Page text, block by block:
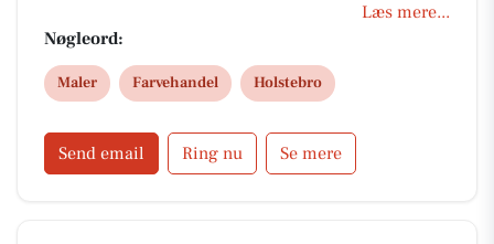
kan vi helt sikkert hjælpe – til en god pris! Vi har
erfaringer med både store og små opgaver for
erhvervslivet, offentlige institutioner,
andelsforeninger, boligforeninger og private hjem.
Læs mere...
Nøgleord:
Maler Farvehandel Holstebro
Send email Ring nu Se mere